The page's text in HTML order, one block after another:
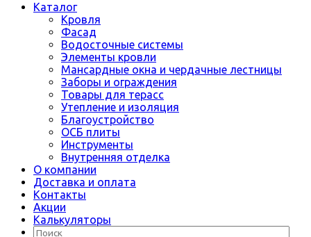
Каталог
Кровля
Фасад
Водосточные системы
Элементы кровли
Мансардные окна и чердачные лестницы
Заборы и ограждения
Товары для терасс
Утепление и изоляция
Благоустройство
ОСБ плиты
Инструменты
Внутренняя отделка
О компании
Доставка и оплата
Контакты
Акции
Калькуляторы